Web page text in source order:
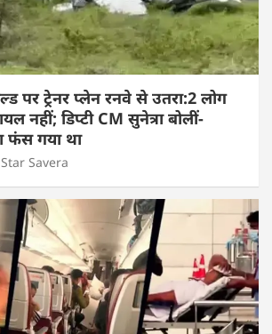
पर ट्रेनर प्लेन रनवे से उतरा:2 लोग
नहीं; डिप्टी CM सुनेत्रा बोलीं-
फंस गया था
Star Savera